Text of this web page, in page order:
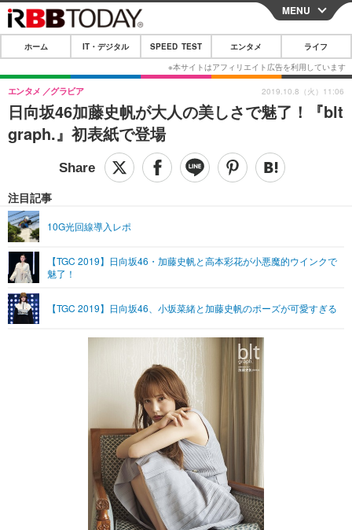
CLOSE
ホーム
IT・デジタル
IT・デジタルTOP スマートフォン
ショッピング その他
SPEED TEST
エンタメTOP 映画・ドラマ
グラビア
ショッピング その他
ライフTOP
リリース一覧
プッシュ通知の停止方法
MENU
ホーム IT・デジタル SPEED TEST エンタメ ライフ
日向坂46加藤史帆が大人の美しさで魅了！『blt
graph.』初表紙で登場
エンタメ グラビア
注目記事
10G光回線導入レポ
【TGC 2019】日向坂46・加藤史帆と高本彩花が小悪魔的ウインクで
魅了！
【TGC 2019】日向坂46、小坂菜緒と加藤史帆のポーズが可愛すぎる
2019.10.8（火）11:06